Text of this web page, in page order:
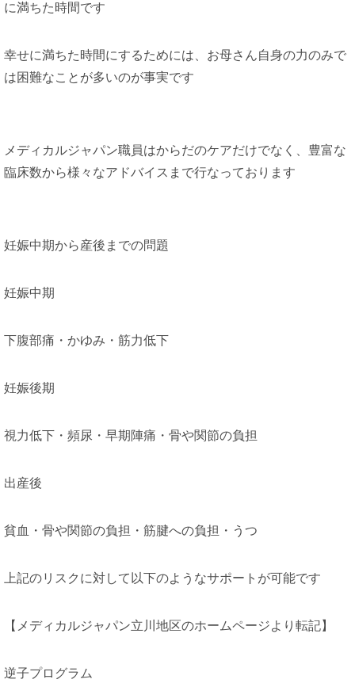
に満ちた時間です
幸せに満ちた時間にするためには、お母さん自身の力のみで
は困難なことが多いのが事実です
メディカルジャパン職員はからだのケアだけでなく、豊富な
臨床数から様々なアドバイスまで行なっております
妊娠中期から産後までの問題
妊娠中期
下腹部痛・かゆみ・筋力低下
妊娠後期
視力低下・頻尿・早期陣痛・骨や関節の負担
出産後
貧血・骨や関節の負担・筋腱への負担・うつ
上記のリスクに対して以下のようなサポートが可能です
【メディカルジャパン立川地区のホームページより転記】
逆子プログラム